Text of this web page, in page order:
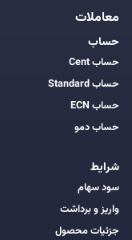
معاملات
حساب
حساب Cent
حساب Standard
حساب ECN
حساب دمو
شرایط
سود سهام
واریز و برداشت
جزئیات محصول